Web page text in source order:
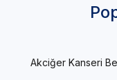
Akciğer Kanseri